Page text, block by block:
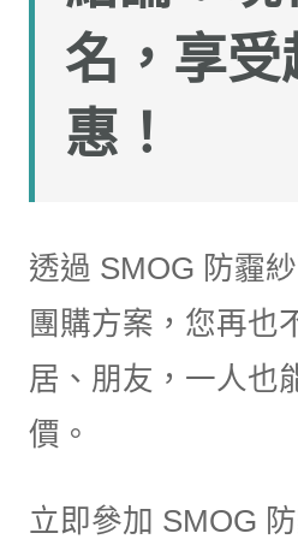
名，享受
惠！
透過 SMOG 防霾
團購方案，您再也
居、朋友，一人也
價。
立即參加 SMOG